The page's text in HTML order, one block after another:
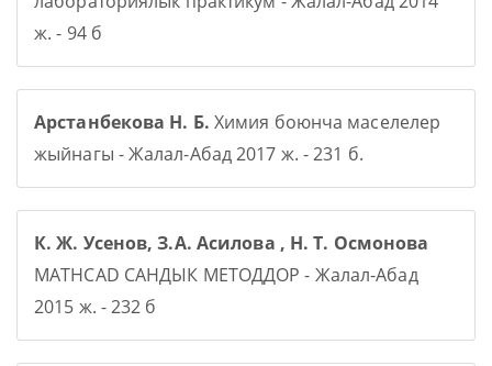
ж. - 94 б
Арстанбекова Н. Б. Химия боюнча маселелер
жыйнагы - Жалал-Абад 2017 ж. - 231 б.
К. Ж. Усенов, З.А. Асилова , Н. Т. Осмонова
MATHCAD САНДЫК МЕТОДДОР - Жалал-Абад
2015 ж. - 232 б